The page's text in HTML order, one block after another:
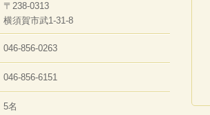
〒238-0313
横須賀市武1-31-8
046-856-0263
046-856-6151
5名